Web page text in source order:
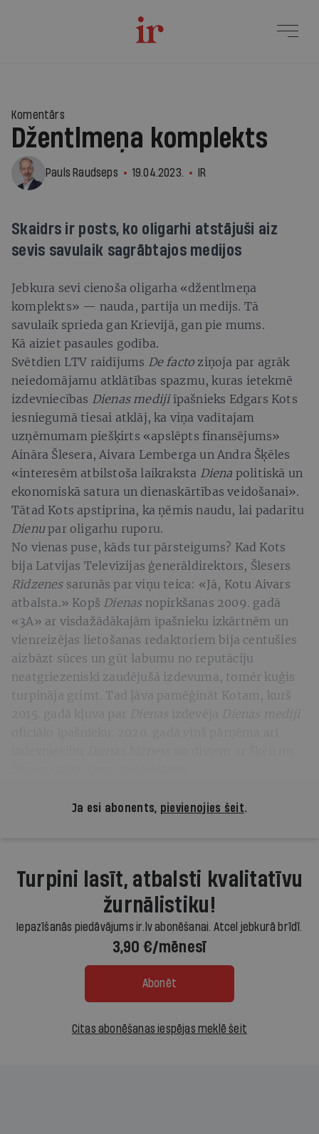
Komentārs
Džentlmeņa komplekts
Pauls Raudseps 19.04.2023. IR
Skaidrs ir posts, ko oligarhi atstājuši aiz
sevis savulaik sagrābtajos medijos
Jebkura sevi cienoša oligarha «džentlmeņa
komplekts» — nauda, partija un medijs. Tā
savulaik sprieda gan Krievijā, gan pie mums.
Kā aiziet pasaules godība.
Svētdien LTV raidījums De factoziņoja par agrāk
neiedomājamu atklātības spazmu, kuras ietekmē
izdevniecības Dienas medijiīpašnieks Edgars Kots
iesniegumā tiesai atklāj, ka viņa vadītajam
uzņēmumam piešķirts «apslēpts finansējums»
Aināra Šlesera, Aivara Lemberga un Andra Šķēles
«interesēm atbilstoša laikraksta Diena politiskā un
ekonomiskā satura un dienaskārtības veidošanai».
Tātad Kots apstiprina, ka ņēmis naudu, lai padarītu
Dienupar oligarhu ruporu.
No vienas puse, kāds tur pārsteigums? Kad Kots
bija Latvijas Televīzijas ģenerāldirektors, Šlesers
Rīdzenes sarunās par viņu teica: «Jā, Kotu Aivars
atbalsta.» Kopš Dienasnopirkšanas 2009. gadā
«3A» ar visdažādākajām īpašnieku izkārtnēm un
vienreizējas lietošanas redaktoriem bija centušies
aizbāzt sūces un gūt labumu no reputāciju
neatgriezeniski zaudējušā izdevuma, tomēr kuģis
turpināja grimt. Tad ļāva pamēģināt Kotam, kurš
2015. gadā kļuva par
Dienas izdevēja Dienas mediji
Ja esi abonents, pievienojies šeit.
Turpini lasīt, atbalsti kvalitatīvu
žurnālistiku!
Iepazīšanās piedāvājums ir.lv abonēšanai. Atcel jebkurā brīdī.
3,90 €/mēnesī
Abonēt
Citas abonēšanas iespējas meklē šeit